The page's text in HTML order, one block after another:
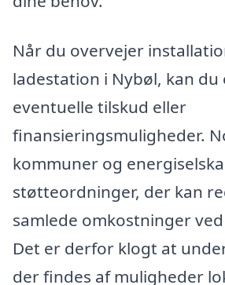
Når du overvejer
ladestation i Nybøl, kan
eventuelle tilskud eller
finansieringsmuligheder.
kommuner og
støtteordninger, der kan
samlede omkostninger
Det er derfor klogt at
der findes af muligheder